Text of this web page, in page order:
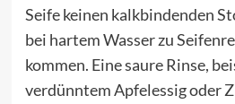
Seife keinen kalkbindenden
bei hartem Wasser zu
kommen. Eine saure Rinse,
verdünntem Apfelessig oder